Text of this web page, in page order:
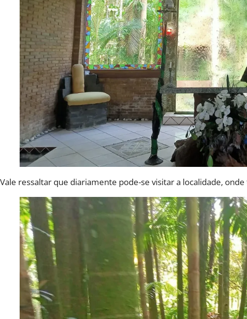
Vale ressaltar que diariamente pode-se visitar a localidade,